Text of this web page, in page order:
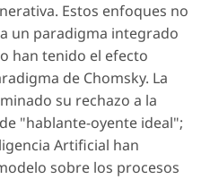
Estos enfoques no
un paradigma integrado
han tenido el efecto
de Chomsky. La
su rechazo a la
"hablante-oyente ideal";
Artificial han
sobre los procesos